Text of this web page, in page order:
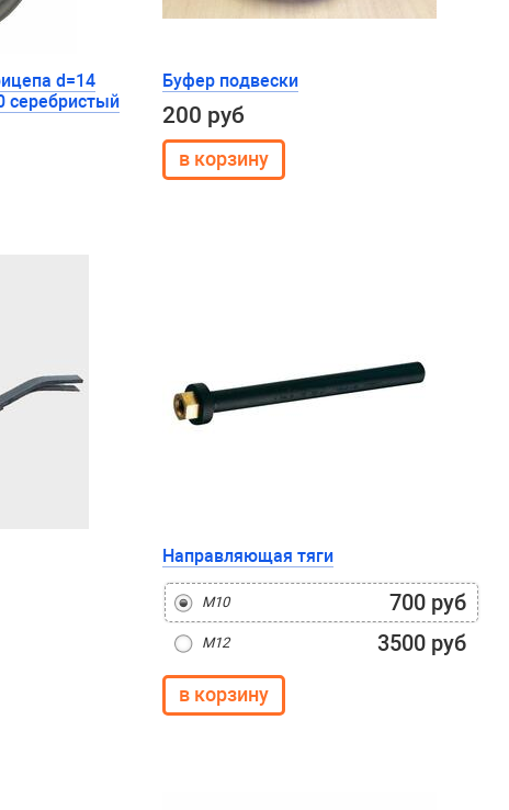
d=14
серебристый
Буфер подвески
200 руб
Направляющая тяги
М10 700 руб
М12 3500 руб